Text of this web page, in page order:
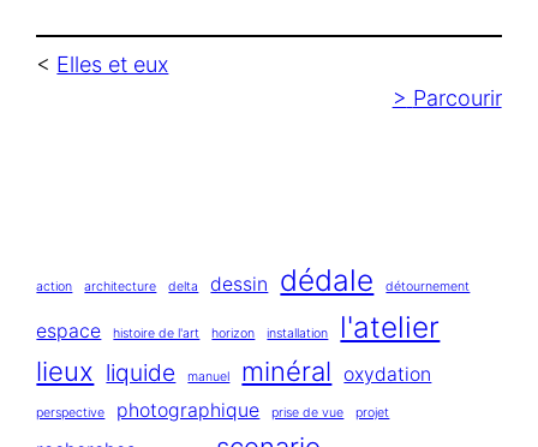
< Elles et eux
> Parcourir
action architecture delta dessin dédale détournement
espace histoire de l'art horizon installation l'atelier
lieux liquide manuel minéral oxydation
perspective photographique prise de vue projet